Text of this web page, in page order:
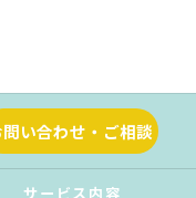
問い合わせ・ご相談
サービス内容